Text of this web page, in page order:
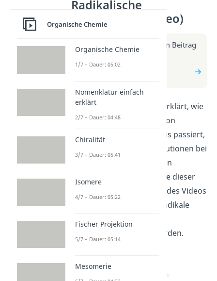
Radikalische
Substitution (Video)
Weitere Infos erhältst du im Beitrag
zum Video
zum Beitrag: Radikalische
In diesem Video wird dir erklärt, wie
die radikalische Substitution
funktioniert. Du lernst, was passiert,
wenn radikalische Substitutionen bei
organischen Verbindungen
eingesetzt werden und wie dieser
Prozess abläuft. Am Ende des Videos
wirst du verstehen, wie Radikale
Moleküle in organischen
Verbindungen ersetzt werden.
Organische Chemie
Organische Chemie
1/7 – Dauer: 05:02
Nomenklatur einfach
erklärt
2/7 – Dauer: 04:48
Chiralität
3/7 – Dauer: 05:41
Isomere
4/7 – Dauer: 05:22
Fischer Projektion
5/7 – Dauer: 05:14
Mesomerie